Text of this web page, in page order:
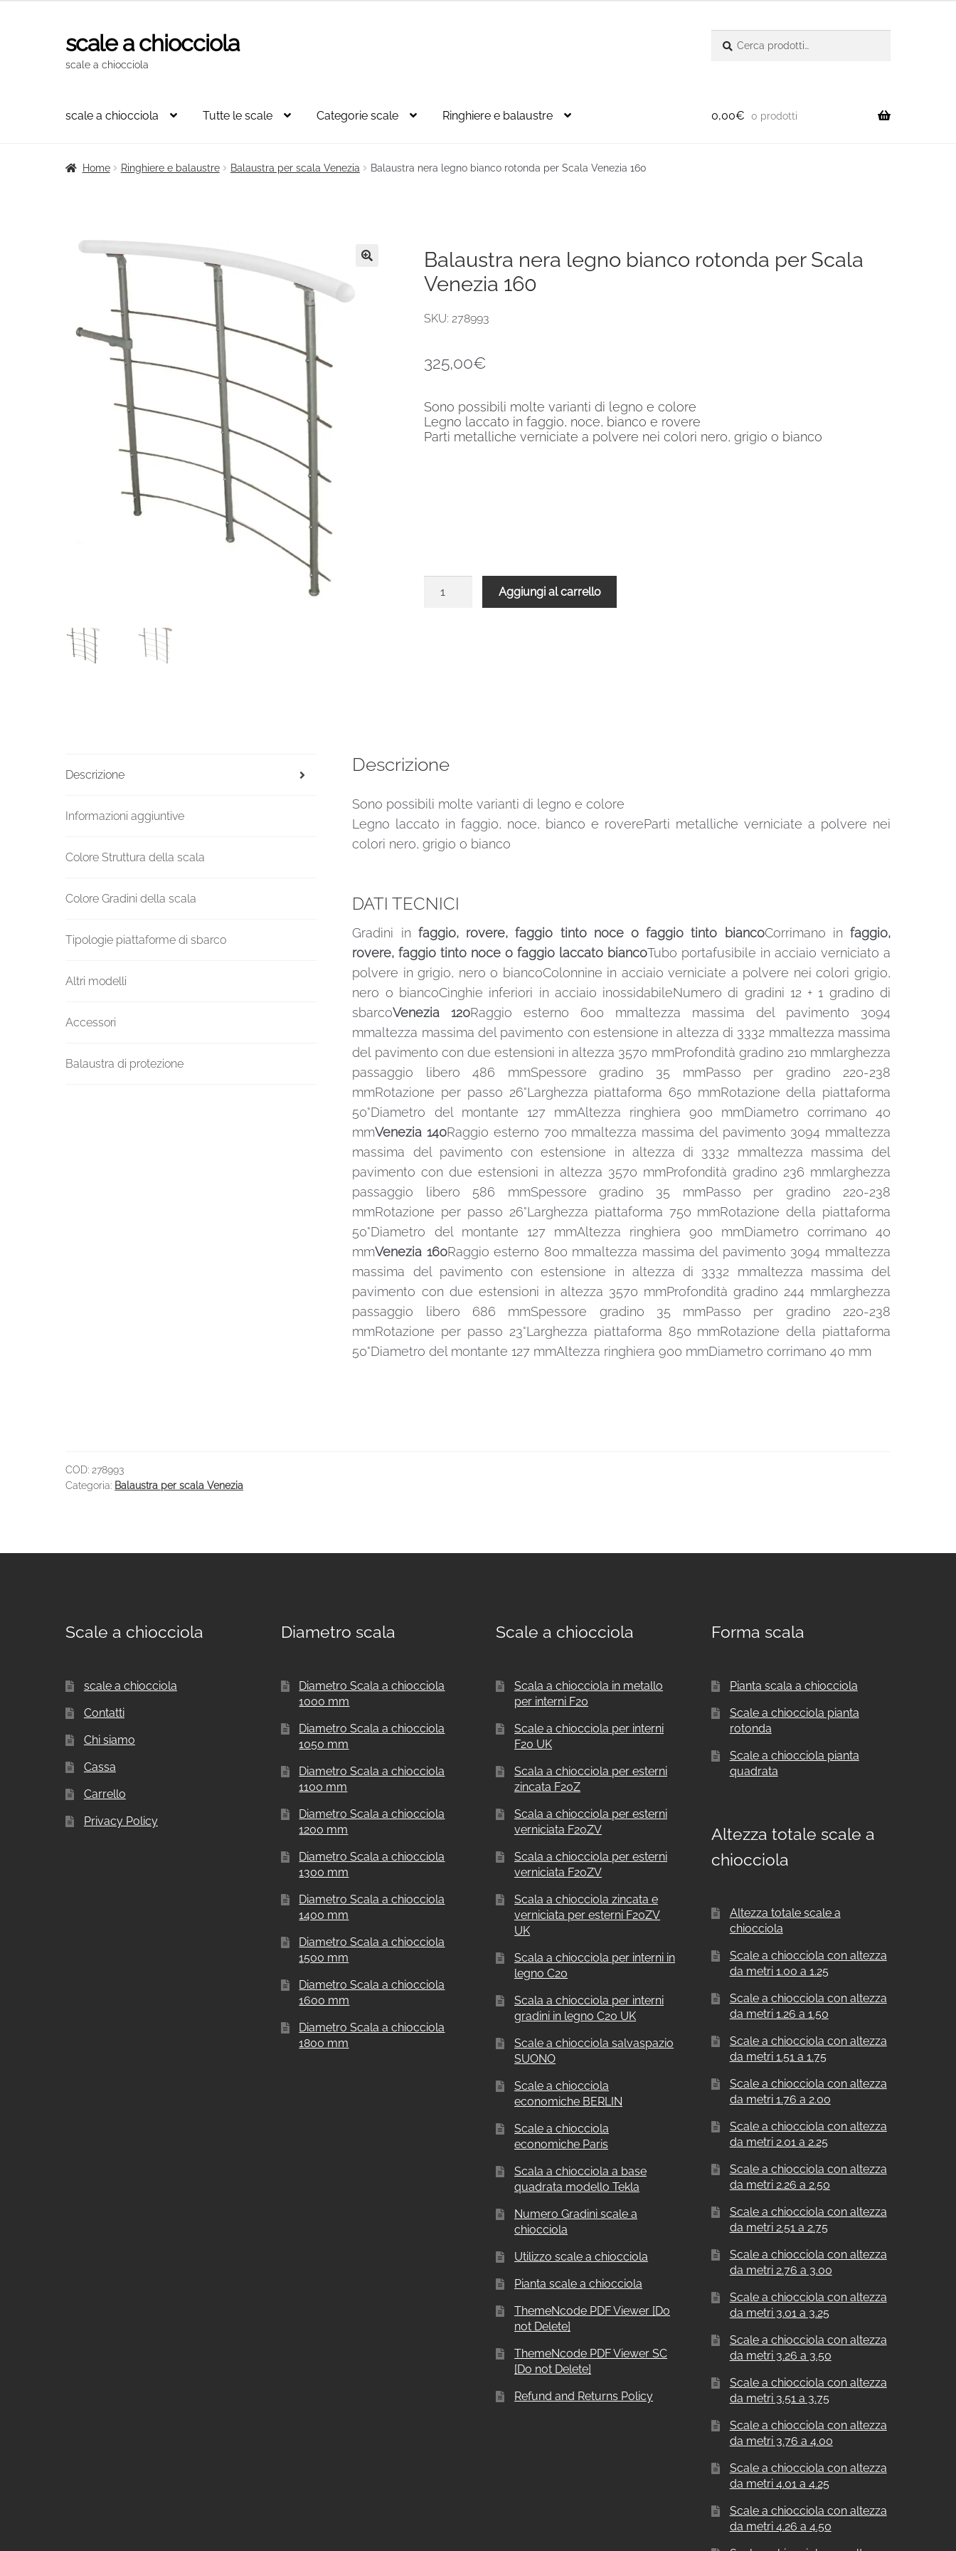
Vai
alla
Vai
al
scale a chiocciola
scale a chiocciola
scale a chiocciola Tutte le scale Categorie scale Ringhiere e balaustre 0,00€ 0 prodotti
Home Ringhiere e balaustre Balaustra per scala Venezia Balaustra nera legno bianco rotonda per Scala Venezia 160
Balaustra nera legno bianco rotonda per Scala
Venezia 160
SKU: 278993
325,00€
Sono possibili molte varianti di legno e colore
Legno laccato in faggio, noce, bianco e rovere
Parti metalliche verniciate a polvere nei colori nero, grigio o bianco
Aggiungi al carrello
Descrizione
Informazioni aggiuntive
Colore Struttura della scala
Colore Gradini della scala
Tipologie piattaforme di sbarco
Altri modelli
Accessori
Balaustra di protezione
Descrizione
Sono possibili molte varianti di legno e colore
Legno laccato in faggio, noce, bianco e rovereParti metalliche verniciate a polvere nei
colori nero, grigio o bianco
DATI TECNICI
Gradini in faggio, rovere, faggio tinto noce o faggio tinto biancoCorrimano in faggio,
rovere, faggio tinto noce o faggio laccato biancoTubo portafusibile in acciaio verniciato a
polvere in grigio, nero o biancoColonnine in acciaio verniciate a polvere nei colori grigio,
nero o biancoCinghie inferiori in acciaio inossidabileNumero di gradini 12 + 1 gradino di
sbarcoVenezia 120Raggio esterno 600 mmaltezza massima del pavimento 3094
mmaltezza massima del pavimento con estensione in altezza di 3332 mmaltezza massima
del pavimento con due estensioni in altezza 3570 mmProfondità gradino 210 mmlarghezza
passaggio libero 486 mmSpessore gradino 35 mmPasso per gradino 220-238
mmRotazione per passo 26°Larghezza piattaforma 650 mmRotazione della piattaforma
50°Diametro del montante 127 mmAltezza ringhiera 900 mmDiametro corrimano 40
mmVenezia 140Raggio esterno 700 mmaltezza massima del pavimento 3094 mmaltezza
massima del pavimento con estensione in altezza di 3332 mmaltezza massima del
pavimento con due estensioni in altezza 3570 mmProfondità gradino 236 mmlarghezza
passaggio libero 586 mmSpessore gradino 35 mmPasso per gradino 220-238
mmRotazione per passo 26°Larghezza piattaforma 750 mmRotazione della piattaforma
50°Diametro del montante 127 mmAltezza ringhiera 900 mmDiametro corrimano 40
mmVenezia 160Raggio esterno 800 mmaltezza massima del pavimento 3094 mmaltezza
massima del pavimento con estensione in altezza di 3332 mmaltezza massima del
pavimento con due estensioni in altezza 3570 mmProfondità gradino 244 mmlarghezza
passaggio libero 686 mmSpessore gradino 35 mmPasso per gradino 220-238
mmRotazione per passo 23°Larghezza piattaforma 850 mmRotazione della piattaforma
50°Diametro del montante 127 mmAltezza ringhiera 900 mmDiametro corrimano 40 mm
COD: 278993
Categoria: Balaustra per scala Venezia
Scale a chiocciola
scale a chiocciola
Contatti
Chi siamo
Cassa
Carrello
Privacy Policy
Diametro scala
Diametro Scala a chiocciola
1000 mm
Diametro Scala a chiocciola
1050 mm
Diametro Scala a chiocciola
1100 mm
Diametro Scala a chiocciola
1200 mm
Diametro Scala a chiocciola
1300 mm
Diametro Scala a chiocciola
1400 mm
Diametro Scala a chiocciola
1500 mm
Diametro Scala a chiocciola
1600 mm
Diametro Scala a chiocciola
1800 mm
Scale a chiocciola
Scala a chiocciola in metallo
per interni F20
Scale a chiocciola per interni
F20 UK
Scala a chiocciola per esterni
zincata F20Z
Scala a chiocciola per esterni
verniciata F20ZV
Scala a chiocciola per esterni
verniciata F20ZV
Scala a chiocciola zincata e
verniciata per esterni F20ZV
UK
Scala a chiocciola per interni in
legno C20
Scala a chiocciola per interni
gradini in legno C20 UK
Scale a chiocciola salvaspazio
SUONO
Scale a chiocciola
economiche BERLIN
Scale a chiocciola
economiche Paris
Scala a chiocciola a base
quadrata modello Tekla
Numero Gradini scale a
chiocciola
Utilizzo scale a chiocciola
Pianta scale a chiocciola
ThemeNcode PDF Viewer [Do
not Delete]
ThemeNcode PDF Viewer SC
[Do not Delete]
Refund and Returns Policy
Forma scala
Pianta scala a chiocciola
Scale a chiocciola pianta
rotonda
Scale a chiocciola pianta
quadrata
Altezza totale scale a
chiocciola
Altezza totale scale a
chiocciola
Scale a chiocciola con altezza
da metri 1.00 a 1.25
Scale a chiocciola con altezza
da metri 1.26 a 1.50
Scale a chiocciola con altezza
da metri 1.51 a 1.75
Scale a chiocciola con altezza
da metri 1.76 a 2.00
Scale a chiocciola con altezza
da metri 2.01 a 2.25
Scale a chiocciola con altezza
da metri 2.26 a 2.50
Scale a chiocciola con altezza
da metri 2.51 a 2.75
Scale a chiocciola con altezza
da metri 2.76 a 3.00
Scale a chiocciola con altezza
da metri 3.01 a 3.25
Scale a chiocciola con altezza
da metri 3.26 a 3.50
Scale a chiocciola con altezza
da metri 3.51 a 3.75
Scale a chiocciola con altezza
da metri 3.76 a 4.00
Scale a chiocciola con altezza
da metri 4.01 a 4.25
Scale a chiocciola con altezza
da metri 4.26 a 4.50